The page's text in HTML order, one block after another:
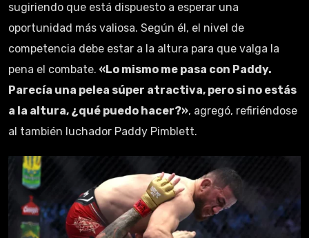
sugiriendo que está dispuesto a esperar una
oportunidad más valiosa. Según él, el nivel de
competencia debe estar a la altura para que valga la
pena el combate. «Lo mismo me pasa con Paddy.
Parecía una pelea súper atractiva, pero si no estás
a la altura, ¿qué puedo hacer?», agregó, refiriéndose
al también luchador Paddy Pimblett.